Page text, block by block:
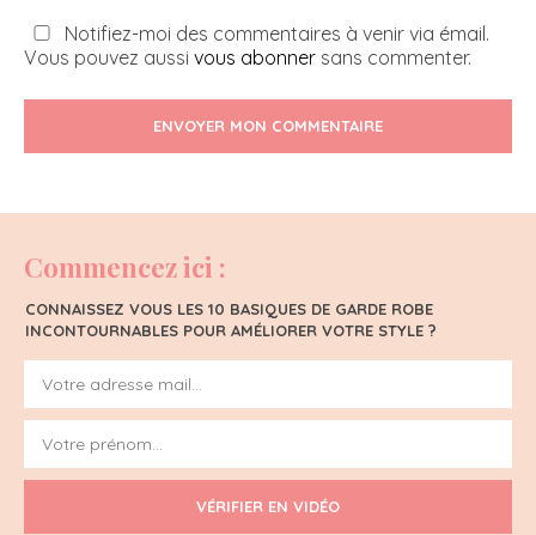
Notifiez-moi des commentaires à venir via émail.
Vous pouvez aussi vous abonner sans commenter.
ENVOYER MON COMMENTAIRE
Commencez ici :
CONNAISSEZ VOUS LES 10 BASIQUES DE GARDE ROBE
INCONTOURNABLES POUR AMÉLIORER VOTRE STYLE ?
VÉRIFIER EN VIDÉO